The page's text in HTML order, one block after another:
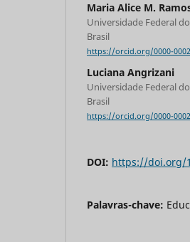
Maria Alice M.
Universidade Federal
Brasil
https://orcid.org/0000-
Luciana Angrizani
Universidade Federal
Brasil
https://orcid.org/0000-
DOI: https://doi.org/
Palavras-chave: